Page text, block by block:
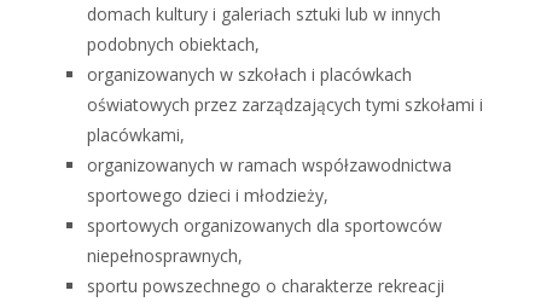
domach kultury i galeriach sztuki lub w innych
podobnych obiektach,
organizowanych w szkołach i placówkach
oświatowych przez zarządzających tymi szkołami i
placówkami,
organizowanych w ramach współzawodnictwa
sportowego dzieci i młodzieży,
sportowych organizowanych dla sportowców
niepełnosprawnych,
sportu powszechnego o charakterze rekreacji